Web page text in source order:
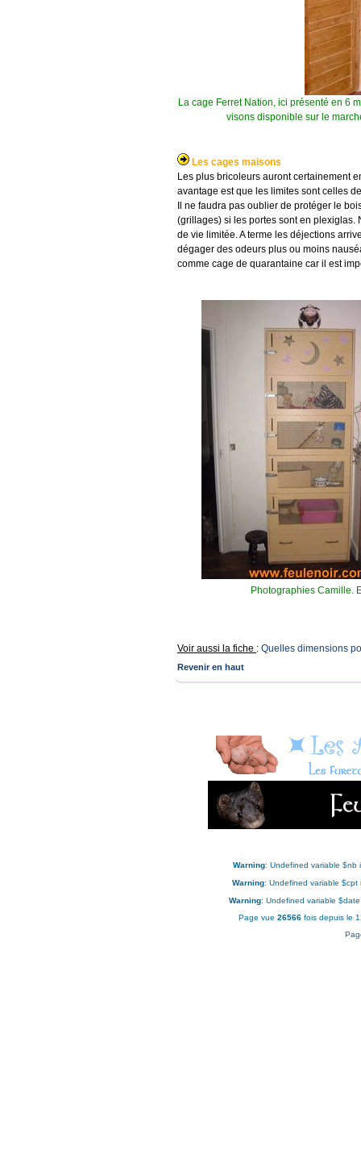
La cage Ferret Nation, ici présenté en 6
visons disponible sur le
Les cages maisons
Les plus bricoleurs auront certainement
avantage est que les limites sont celles
Il ne faudra pas oublier de protéger le
(grillages) si les portes sont en
de vie limitée. A terme les déjections
dégager des odeurs plus ou moins
comme cage de quarantaine car il est
Photographies Camille.
Voir aussi la fiche : Quelles dimensions
Revenir en haut
Warning: Undefined variable $nb
Warning: Undefined variable $cpt
Warning: Undefined variable
Page vue 26566 fois depuis le